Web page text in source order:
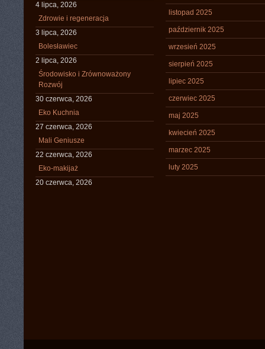
4 lipca, 2026
Zdrowie i regeneracja
3 lipca, 2026
Bolesławiec
2 lipca, 2026
Środowisko i Zrównoważony
Rozwój
30 czerwca, 2026
Eko Kuchnia
27 czerwca, 2026
Mali Geniusze
22 czerwca, 2026
Eko-makijaż
20 czerwca, 2026
listopad 2025
październik 2025
wrzesień 2025
sierpień 2025
lipiec 2025
czerwiec 2025
maj 2025
kwiecień 2025
marzec 2025
luty 2025